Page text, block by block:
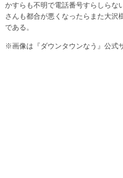
かすらも不明で電話番号すらしらな
さんも都合が悪くなったらまた大沢
である。
※画像は『ダウンタウンなう』公式